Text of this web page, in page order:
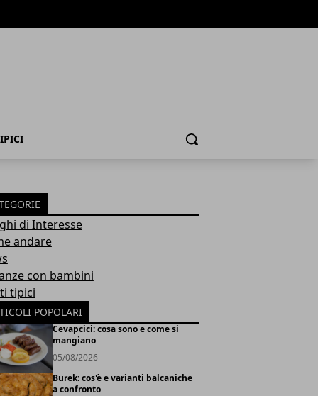
Cerca
di Interesse
andare
con bambini
tipici
POPOLARI
Cevapcici: cosa sono e come si
mangiano
05/08/2026
Burek: cos'è e varianti balcaniche
a confronto